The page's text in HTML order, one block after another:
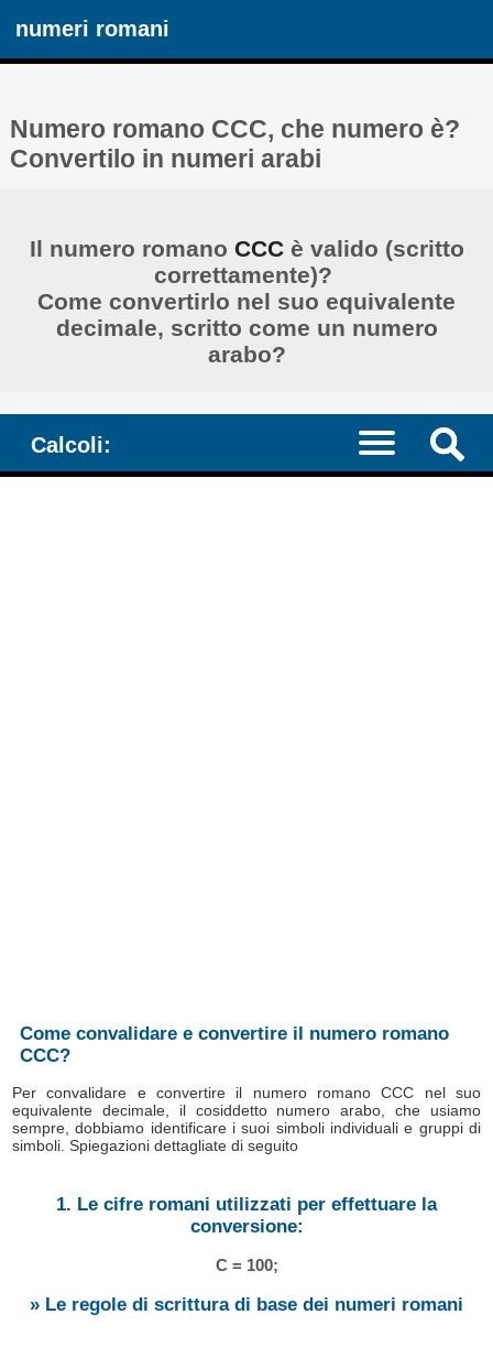
numeri romani
Numero romano CCC, che numero è?
Convertilo in numeri arabi
Il numero romano CCCè valido (scritto
correttamente)? ​​
Come convertirlo nel suo equivalente
decimale, scritto come un numero
arabo?
Calcoli:
Come convalidare e convertire il numero romano
CCC?
Per convalidare e convertire il numero romano CCC nel suo
equivalente decimale, il cosiddetto numero arabo, che usiamo
sempre, dobbiamo identificare i suoi simboli individuali e gruppi di
simboli. Spiegazioni dettagliate di seguito
1. Le cifre romani utilizzati per effettuare la
conversione:
C = 100;
» Le regole di scrittura di base dei numeri romani